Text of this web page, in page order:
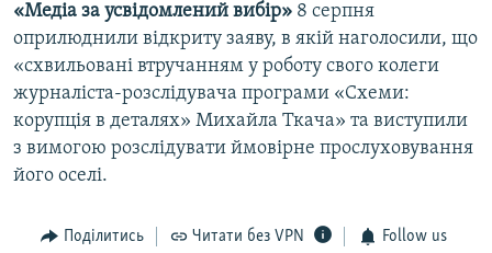
«Медіа за усвідомлений вибір» 8 серпня
оприлюднили відкриту заяву, в якій наголосили, що
«схвильовані втручанням у роботу свого колеги
журналіста-розслідувача програми «Схеми:
корупція в деталях» Михайла Ткача» та виступили
з вимогою розслідувати ймовірне прослуховування
його оселі.
Поділитись Читати без VPN Follow us